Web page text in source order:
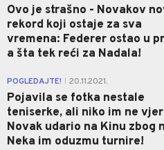
Ovo je strašno - Novakov
rekord koji ostaje za sva
vremena: Federer ostao u
a šta tek reći za Nadala!
POGLEDAJTE! 20.11.2021.
Pojavila se fotka nestale
teniserke, ali niko im ne
Novak udario na Kinu zbog
Neka im oduzmu turnire!